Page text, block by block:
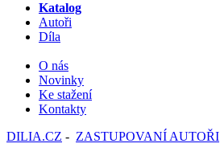
Katalog
Autoři
Díla
O nás
Novinky
Ke stažení
Kontakty
DILIA.CZ - ZASTUPOVANÍ AUTOŘI